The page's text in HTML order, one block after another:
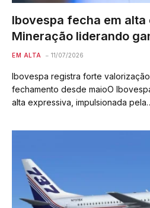
Ibovespa fecha em alta
Mineração liderando
EM ALTA 11/07/2026
Ibovespa registra forte
fechamento desde maioO
alta expressiva, impulsionada